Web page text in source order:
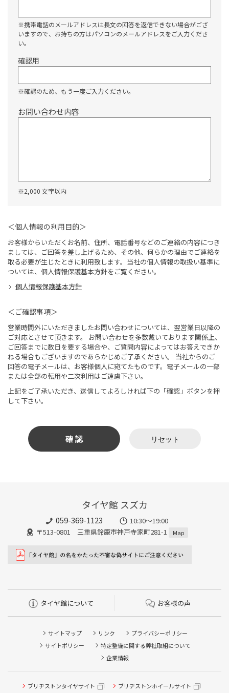
※携帯電話のメールアドレスは長文の回答を返信できない場合がござ
いますので、お持ちの方はパソコンのメールアドレスをご入力くださ
い。
確認用
※確認のため、もう一度ご入力ください。
お問い合わせ内容
※2,000 文字以内
＜個人情報の利用目的＞
お客様からいただくお名前、住所、電話番号などのご連絡の内容につき
ましては、ご回答を差し上げるため、その他、何らかの理由でご連絡を
取る必要が生じたときに利用致します。当社の個人情報の取扱い基準に
ついては、個人情報保護基本方針をご覧ください。
個人情報保護基本方針
＜ご確認事項＞
営業時間外にいただきましたお問い合わせについては、翌営業日以降の
ご対応とさせて頂きます。 お問い合わせを多数戴いております関係上、
ご回答までに数日を要する場合や、ご質問内容によってはお答えできか
ねる場合もございますのであらかじめご了承ください。 当社からのご
回答の電子メールは、お客様個人に宛てたものです。電子メールの一部
または全部の転用や二次利用はご遠慮下さい。
上記をご了承いただき、送信してよろしければ下の「確認」ボタンを押
して下さい。
確 認
タイヤ館 スズカ
059-369-1123
10:30～19:00
〒513-0801 三重県鈴鹿市神戸寺家町281-1
Map
タイヤ館について お客様の声
サイトマップ リンク
プライバシーポリシー
サイトポリシー
特定整備に関する弊社取組について
企業情報
ブリヂストンタイヤサイト ブリヂストンホイールサイト
タイヤ点検・安全点検/タイヤ履き替え/オイル交換/その他